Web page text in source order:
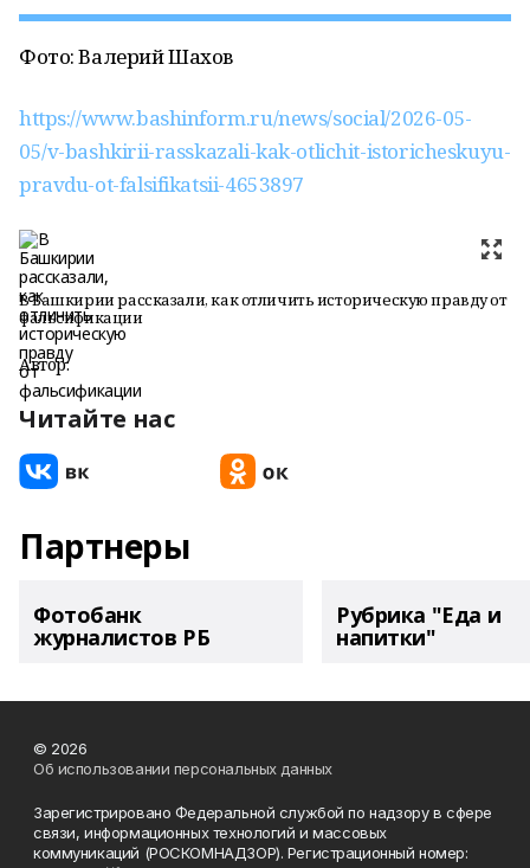
Фото: Валерий Шахов
https://www.bashinform.ru/news/social/2026-05-
05/v-bashkirii-rasskazali-kak-otlichit-istoricheskuyu-
pravdu-ot-falsifikatsii-4653897
В Башкирии рассказали, как отличить историческую правду от
фальсификации
Автор:
Читайте нас
Партнеры
Фотобанк
журналистов РБ
Рубрика "Еда и
напитки"
© 2026
Об использовании персональных данных
Зарегистрировано Федеральной службой по надзору в сфере
связи, информационных технологий и массовых
коммуникаций (РОСКОМНАДЗОР). Регистрационный номер: